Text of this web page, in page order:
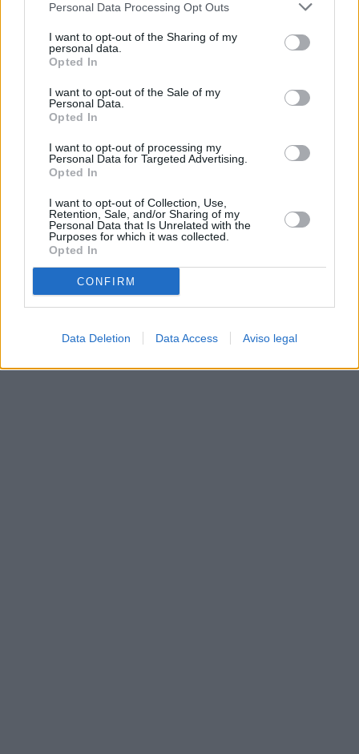
negar su consentimiento. Tenga en cuenta que algún
de su consentimiento, pero usted tiene el derecho de
rechazar tal procesamiento. Sus preferencias se aplicarán
cualquier momento entrando de nuevo en este sitio web o
visitando nuestra política de privacidad.
Personal Data Processing Opt Outs
I want to opt-out of the Sharing of my
personal data.
Opted In
I want to opt-out of the Sale of my
Personal Data.
Opted In
I want to opt-out of processing my
Personal Data for Targeted Advertising.
Opted In
I want to opt-out of Collection, Use,
Retention, Sale, and/or Sharing of my
Personal Data that Is Unrelated with the
Purposes for which it was collected.
Opted In
CONFIRM
Data Deletion Data Access Aviso legal